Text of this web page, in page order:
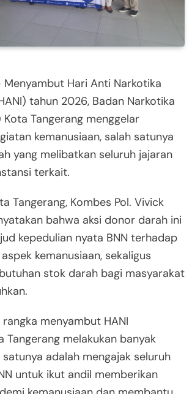
Hari Anti Narkotika
tahun 2026, Badan Narkotika
Kota Tangerang menggelar
kemanusiaan, salah satunya
yang melibatkan seluruh jajaran
terkait.
Tangerang, Kombes Pol. Vivick
bahwa aksi donor darah ini
kepedulian nyata BNN terhadap
kemanusiaan, sekaligus
stok darah bagi masyarakat
rangka menyambut HANI
Tangerang melakukan banyak
satunya adalah mengajak seluruh
untuk ikut andil memberikan